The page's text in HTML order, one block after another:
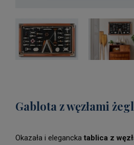
Gablota z węzłami
Okazała i elegancka tablica z